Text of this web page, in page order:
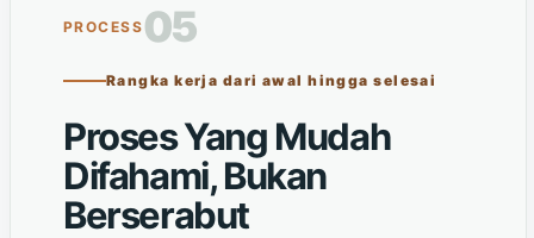
PROCESS 05
Rangka kerja dari awal hingga selesai
Proses Yang Mudah
Difahami, Bukan
Berserabut